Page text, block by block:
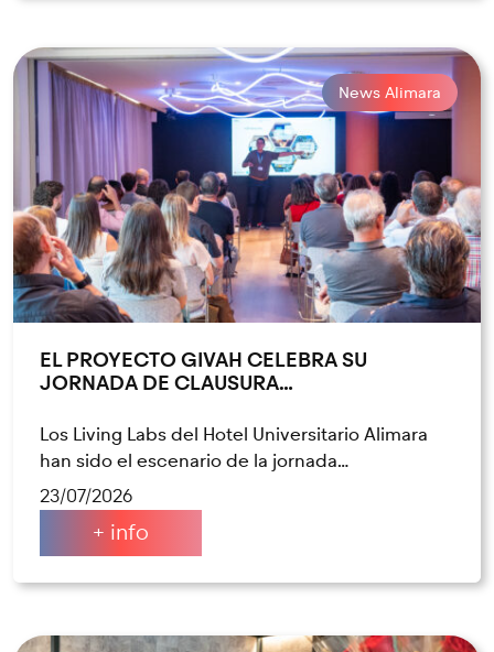
News Alimara
EL PROYECTO GIVAH CELEBRA SU
JORNADA DE CLAUSURA…
Los Living Labs del Hotel Universitario Alimara
han sido el escenario de la jornada…
23/07/2026
+ info